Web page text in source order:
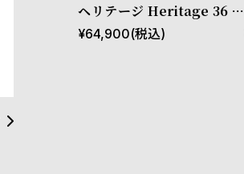
ヘリテージ Heritage 36 シ
ルバー ホワイト ブラック 36
¥64,900(税込)